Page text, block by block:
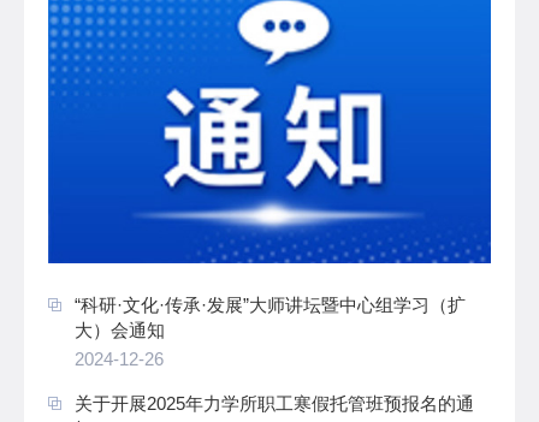
“科研·文化·传承·发展”大师讲坛暨中心组学习（扩
大）会通知
2024-12-26
关于开展2025年力学所职工寒假托管班预报名的通